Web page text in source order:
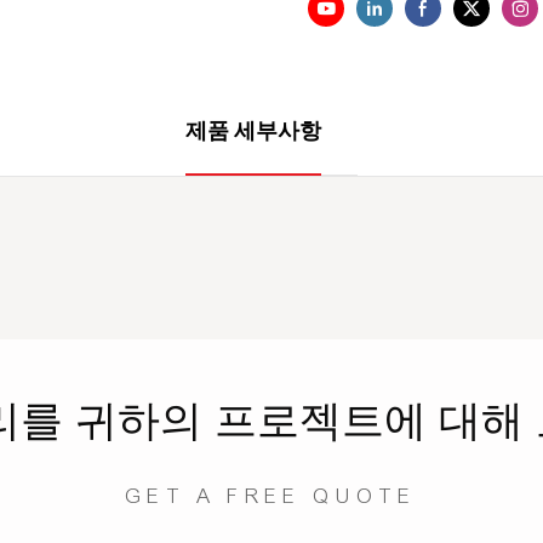
제품 세부사항
를 귀하의 프로젝트에 대해
GET A FREE QUOTE